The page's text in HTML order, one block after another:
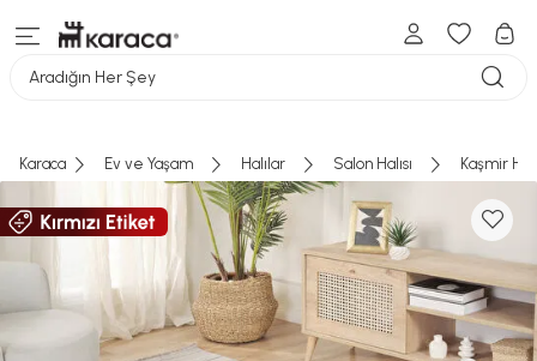
Aradığın Her Şey
Karaca Ev ve Yaşam Halılar Salon Halısı Kaşmir